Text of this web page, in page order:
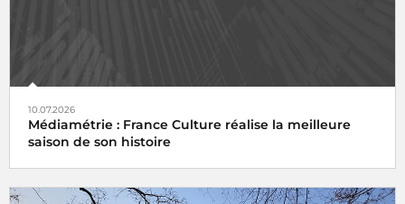
10.07.2026
Médiamétrie : France Culture réalise la meilleure
saison de son histoire